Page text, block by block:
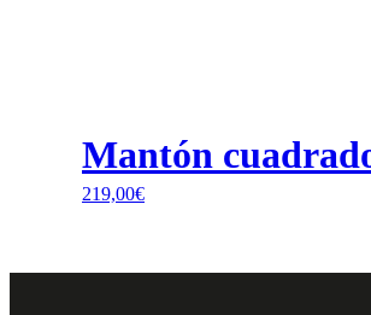
Mantón
219,00€